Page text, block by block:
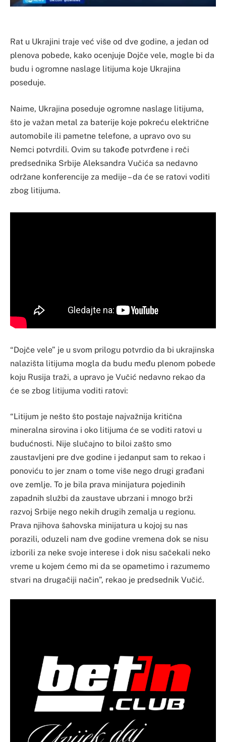
Rat u Ukrajini traje već više od dve godine, a jedan od
plenova pobede, kako ocenjuje Dojče vele, mogle bi da
budu i ogromne naslage litijuma koje Ukrajina
poseduje.
Naime, Ukrajina poseduje ogromne naslage litijuma,
što je važan metal za baterije koje pokreću električne
automobile ili pametne telefone, a upravo ovo su
Nemci potvrdili. Ovim su takođe potvrđene i reči
predsednika Srbije Aleksandra Vučića sa nedavno
održane konferencije za medije – da će se ratovi voditi
zbog litijuma.
“Dojče vele” je u svom prilogu potvrdio da bi ukrajinska
nalazišta litijuma mogla da budu među plenom pobede
koju Rusija traži, a upravo je Vučić nedavno rekao da
će se zbog litijuma voditi ratovi:
“Litijum je nešto što postaje najvažnija kritična
mineralna sirovina i oko litijuma će se voditi ratovi u
budućnosti. Nije slučajno to biloi zašto smo
zaustavljeni pre dve godine i jedanput sam to rekao i
ponoviću to jer znam o tome više nego drugi građani
ove zemlje. To je bila prava minijatura pojedinih
zapadnih službi da zaustave ubrzani i mnogo brži
razvoj Srbije nego nekih drugih zemalja u regionu.
Prava njihova šahovska minijatura u kojoj su nas
porazili, oduzeli nam dve godine vremena dok se nisu
izborili za neke svoje interese i dok nisu sačekali neko
vreme u kojem ćemo mi da se opametimo i razumemo
stvari na drugačiji način”, rekao je predsednik Vučić.